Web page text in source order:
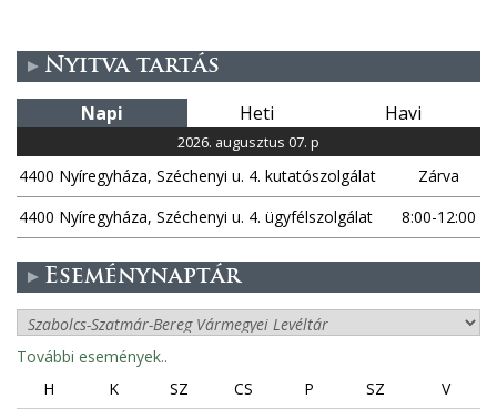
Nyitva tartás
Napi Heti Havi
2026. augusztus 07. p
4400 Nyíregyháza, Széchenyi u. 4. kutatószolgálat
Zárva
4400 Nyíregyháza, Széchenyi u. 4. ügyfélszolgálat
8:00-12:00
Eseménynaptár
További események..
H
K SZ CS P SZ
V